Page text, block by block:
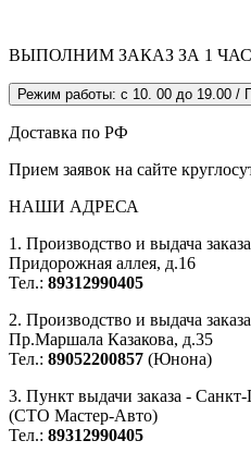
ВЫПОЛНИМ ЗАКАЗ ЗА 1 ЧАС
Режим работы: с 10. 00 до 19.00 /
Доставка по РФ
Прием заявок на сайте
НАШИ АДРЕСА
1. Производство и выдача
Придорожная аллея, д.16
Тел.: 89312990405
2. Производство и выдача
Пр.Маршала Казакова, д.35
Тел.: 89052200857 (Юнона)
3. Пункт выдачи заказа -
(СТО Мастер-Авто)
Тел.: 89312990405